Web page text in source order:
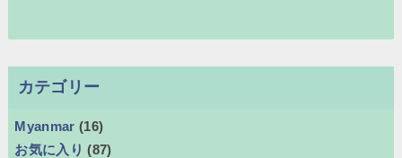
カテゴリー
Myanmar (16)
お気に入り (87)